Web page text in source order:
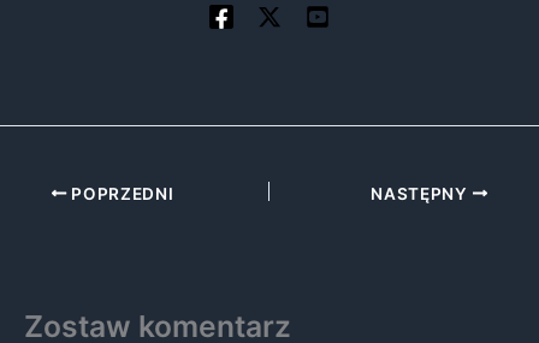
POPRZEDNI NASTĘPNY
Zostaw komentarz